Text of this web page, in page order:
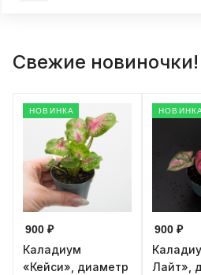
Свежие новиночки!
НОВИНКА
900 ₽
Каладиум
«Кейси», диаметр
900 ₽
Лайт»,